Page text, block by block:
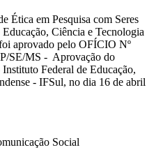
em Pesquisa com Seres
Ciência e Tecnologia
aprovado pelo OFÍCIO Nº
SE/MS - Aprovação do
Federal de Educação,
- IFSul, no dia 16 de abril
Social